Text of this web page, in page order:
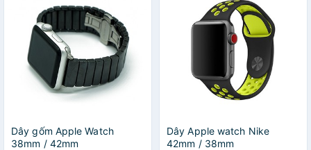
Dây gốm Apple Watch
38mm / 42mm
Dây Apple watch Nike
42mm / 38mm